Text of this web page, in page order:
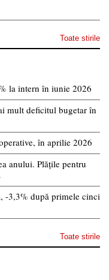
Toate stirile
la intern în iunie 2026
mult deficitul bugetar în
în aprilie 2026
anului. Plățile pentru
-3,3% după primele cinci
Toate stirile